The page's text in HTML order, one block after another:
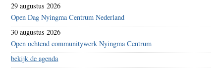
29 augustus 2026
Open Dag Nyingma Centrum Nederland
30 augustus 2026
Open ochtend communitywerk Nyingma Centrum
bekijk de agenda